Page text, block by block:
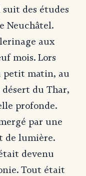
des études
Neuchâtel.
aux
mois. Lors
petit matin, au
désert du Thar,
profonde.
par une
de lumière.
devenu
Tout était